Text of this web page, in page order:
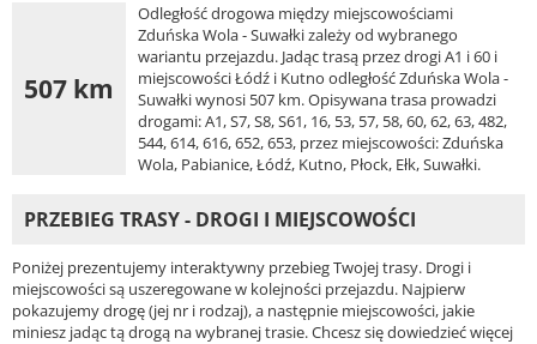
507 km
Odległość drogowa między miejscowościami
Zduńska Wola - Suwałki zależy od wybranego
wariantu przejazdu. Jadąc trasą przez drogi A1 i 60 i
miejscowości Łódź i Kutno odległość Zduńska Wola -
Suwałki wynosi 507 km. Opisywana trasa prowadzi
drogami: A1, S7, S8, S61, 16, 53, 57, 58, 60, 62, 63, 482,
544, 614, 616, 652, 653, przez miejscowości: Zduńska
Wola, Pabianice, Łódź, Kutno, Płock, Ełk, Suwałki.
PRZEBIEG TRASY - DROGI I MIEJSCOWOŚCI
Poniżej prezentujemy interaktywny przebieg Twojej trasy. Drogi i
miejscowości są uszeregowane w kolejności przejazdu. Najpierw
pokazujemy drogę (jej nr i rodzaj), a następnie miejscowości, jakie
miniesz jadąc tą drogą na wybranej trasie. Chcesz się dowiedzieć więcej